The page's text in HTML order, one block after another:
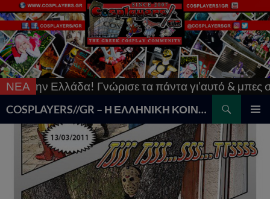
ΝΕΑ
Ελλάδα! Γνώρισε τα πάντα γι’αυτό & μπες στο
COSPLAYERS//GR – Η ΕΛΛΗΝΙΚΗ ΚΟΙΝΟΤΗΤΑ COSPLAY
CONTENT